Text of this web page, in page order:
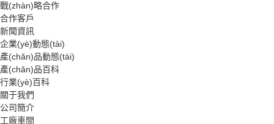
戰(zhàn)略合作
合作客戶
新聞資訊
企業(yè)動態(tài)
產(chǎn)品動態(tài)
產(chǎn)品百科
行業(yè)百科
關于我們
公司簡介
工廠車間